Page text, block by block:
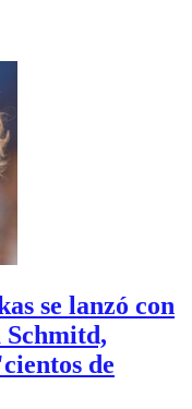
se lanzó con
Schmitd,
de